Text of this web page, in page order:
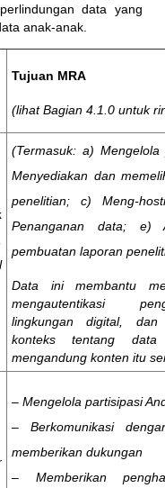
data yang
anak-anak.
Tujuan MRA
(lihat Bagian 4.1.0 untuk
(Termasuk: a) Mengelola
Menyediakan dan
penelitian; c) Meng-
Penanganan data; e)
pembuatan laporan
Data ini membantu
mengautentikasi
lingkungan digital, dan
konteks tentang
mengandung konten itu
– Mengelola partisipasi
– Berkomunikasi
memberikan dukungan
– Memberikan